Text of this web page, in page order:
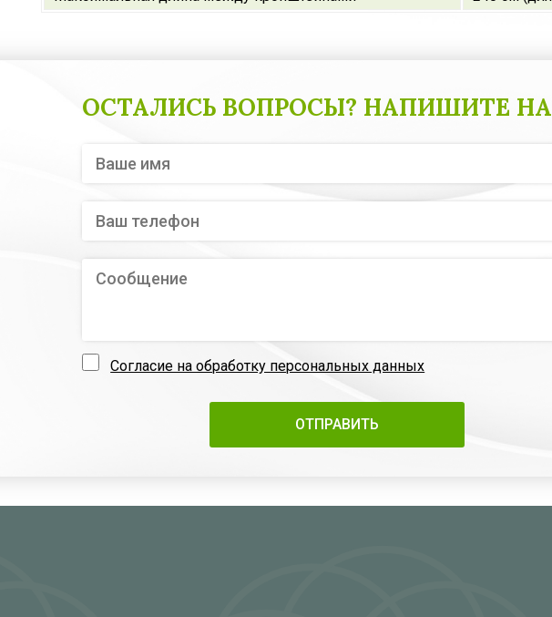
ОСТАЛИСЬ ВОПРОСЫ? НАПИШИТЕ
Согласие на обработку персональных данных